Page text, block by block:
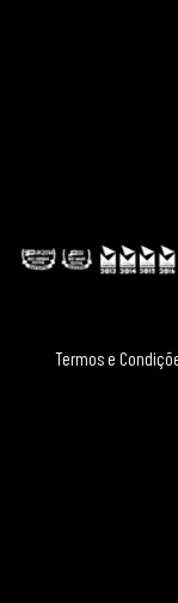
Termos e